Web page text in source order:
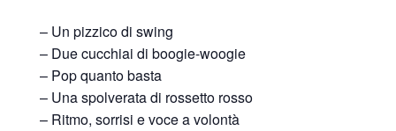
– Un pizzico di swing
– Due cucchiai di boogie-woogie
– Pop quanto basta
– Una spolverata di rossetto rosso
– Ritmo, sorrisi e voce a volontà